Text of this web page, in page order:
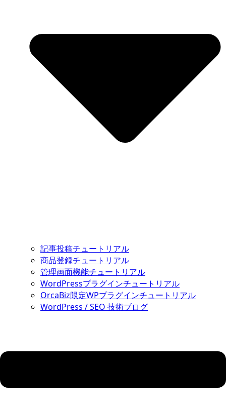
記事投稿チュートリアル
商品登録チュートリアル
管理画面機能チュートリアル
WordPressプラグインチュートリアル
OrcaBiz限定WPプラグインチュートリアル
WordPress / SEO 技術ブログ